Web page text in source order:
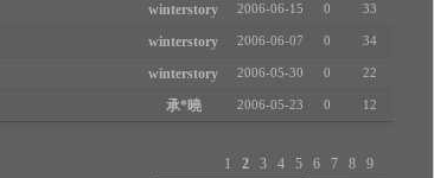
winterstory 2006-06-15 0 33
winterstory 2006-06-07 0 34
winterstory 2006-05-30 0 22
承*曉 2006-05-23 0 12
1
2 3 4 5 6 7 8 9